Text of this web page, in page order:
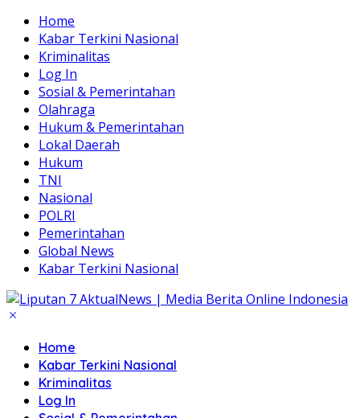
Home
Kabar Terkini Nasional
Kriminalitas
Log In
Sosial & Pemerintahan
Olahraga
Hukum & Pemerintahan
Lokal Daerah
Hukum
TNI
Nasional
POLRI
Pemerintahan
Global News
Kabar Terkini Nasional
Home
Kabar Terkini Nasional
Kriminalitas
Log In